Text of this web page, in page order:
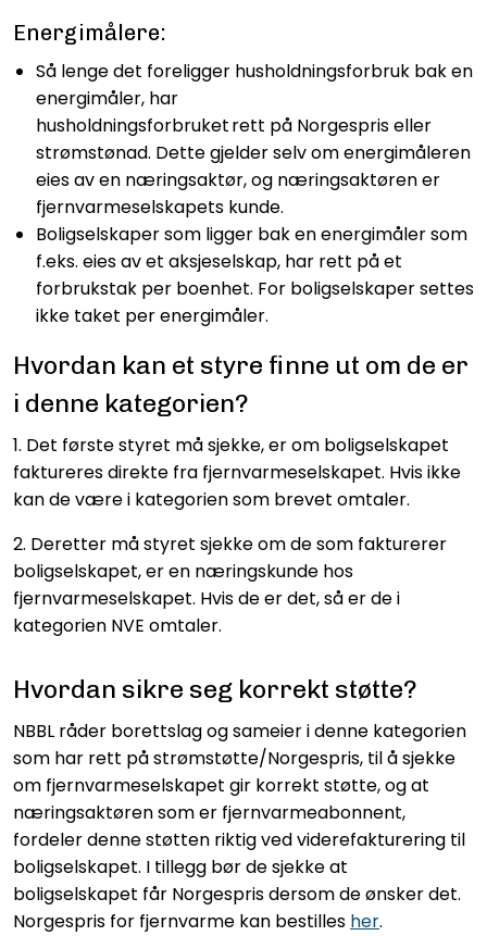
Energimålere:
Så lenge det foreligger husholdningsforbruk bak en
energimåler, har
husholdningsforbruket rett på Norgespris eller
strømstønad. Dette gjelder selv om energimåleren
eies av en næringsaktør, og næringsaktøren er
fjernvarmeselskapets kunde.
Boligselskaper som ligger bak en energimåler som
f.eks. eies av et aksjeselskap, har rett på et
forbrukstak per boenhet. For boligselskaper settes
ikke taket per energimåler.
Hvordan kan et styre finne ut om de er
i denne kategorien?
1. Det første styret må sjekke, er om boligselskapet
faktureres direkte fra fjernvarmeselskapet. Hvis ikke
kan de være i kategorien som brevet omtaler.
2. Deretter må styret sjekke om de som fakturerer
boligselskapet, er en næringskunde hos
fjernvarmeselskapet. Hvis de er det, så er de i
kategorien NVE omtaler.
Hvordan sikre seg korrekt støtte?
NBBL råder borettslag og sameier i denne kategorien
som har rett på strømstøtte/Norgespris, til å sjekke
om fjernvarmeselskapet gir korrekt støtte, og at
næringsaktøren som er fjernvarmeabonnent,
fordeler denne støtten riktig ved viderefakturering til
boligselskapet. I tillegg bør de sjekke at
boligselskapet får Norgespris dersom de ønsker det.
Norgespris for fjernvarme kan bestilles her.